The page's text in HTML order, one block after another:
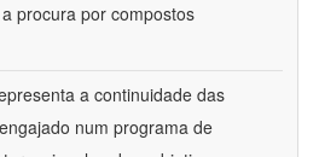
procura por compostos
a continuidade das
num programa de